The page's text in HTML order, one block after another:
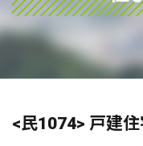
<民1074> 戸建